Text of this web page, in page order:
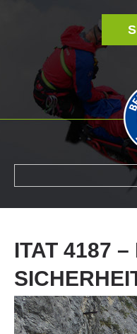
ITAT 4187 –